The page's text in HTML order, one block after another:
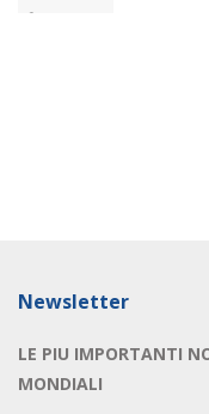
Newsletter
LE PIU IMPORTANTI
MONDIALI